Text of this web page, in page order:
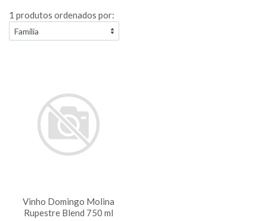
1 produtos ordenados por:
Vinho Domingo Molina
Rupestre Blend 750 ml